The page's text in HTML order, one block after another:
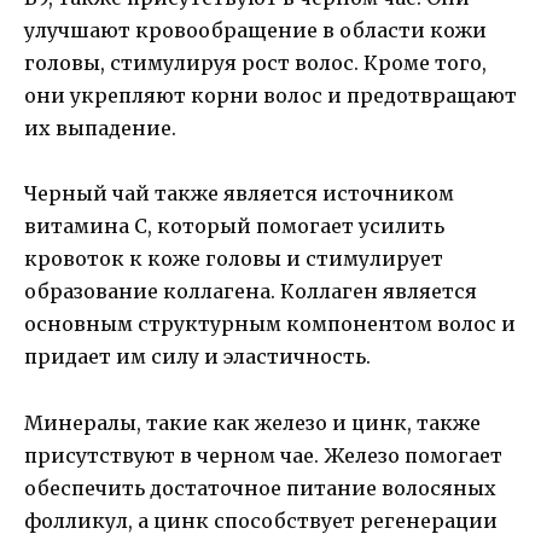
улучшают кровообращение в области кожи
головы, стимулируя рост волос. Кроме того,
они укрепляют корни волос и предотвращают
их выпадение.
Черный чай также является источником
витамина С, который помогает усилить
кровоток к коже головы и стимулирует
образование коллагена. Коллаген является
основным структурным компонентом волос и
придает им силу и эластичность.
Минералы, такие как железо и цинк, также
присутствуют в черном чае. Железо помогает
обеспечить достаточное питание волосяных
фолликул, а цинк способствует регенерации